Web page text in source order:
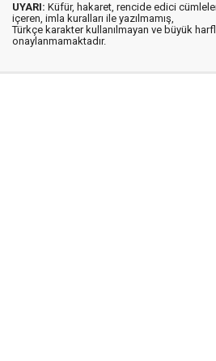
UYARI: Küfür, hakaret, rencide edici
içeren, imla kuralları ile yazılmamış,
Türkçe karakter kullanılmayan ve büyük
onaylanmamaktadır.